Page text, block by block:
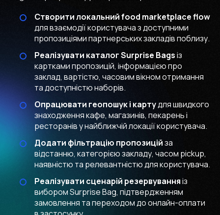
Створити локальний food marketplace flow
для взаємодії користувача з доступними
пропозиціями партнерських закладів поблизу.
Реалізувати каталог Surprise Bagsіз
картками пропозицій, інформацією про
заклад, вартістю, часовим вікном отримання
та доступністю наборів.
Опрацювати геопошук і картудля швидкого
знаходження кафе, магазинів, пекарень і
ресторанів у найближчій локації користувача.
Додати фільтрацію пропозиційза
відстанню, категорією закладу, часом pickup,
наявністю та релевантністю для користувача.
Реалізувати сценарій резервуванняіз
вибором Surprise Bag, підтвердженням
замовлення та переходом до онлайн-оплати